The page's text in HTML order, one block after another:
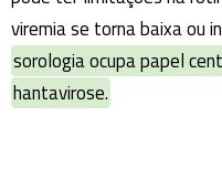
viremia se torna baixa ou
sorologia ocupa papel
hantavirose.